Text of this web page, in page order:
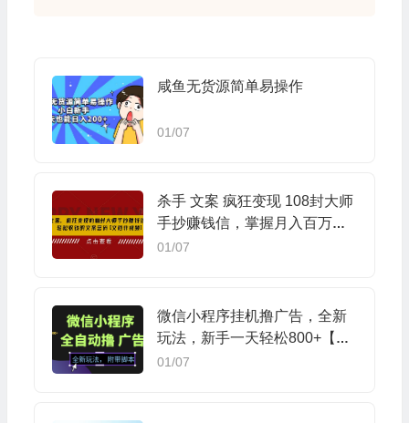
咸鱼无货源简单易操作
01/07
杀手 文案 疯狂变现 108封大师
手抄赚钱信，掌握月入百万的
文案密码
01/07
微信小程序挂机撸广告，全新
玩法，新手一天轻松800+【附
带脚本】
01/07